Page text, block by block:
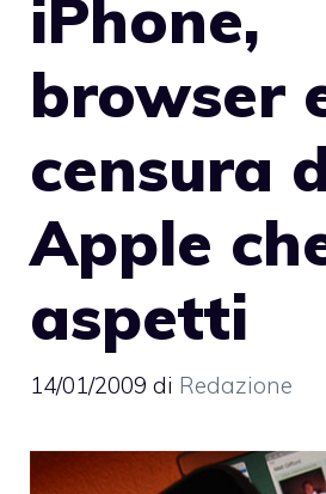
iPhone,
browser
censura
Apple
aspetti
14/01/2009 di Redazione